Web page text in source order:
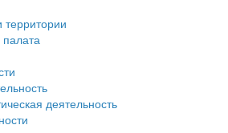
территории
деятельность